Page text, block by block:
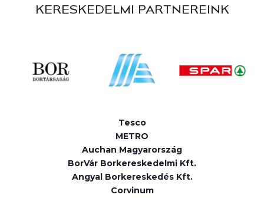
KERESKEDELMI PARTNEREINK
Tesco
METRO
Auchan Magyarország
BorVár Borkereskedelmi Kft.
Angyal Borkereskedés Kft.
Corvinum